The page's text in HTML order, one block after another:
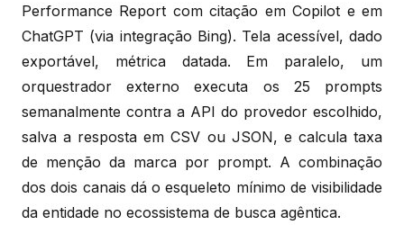
Performance Report com citação em Copilot e em
ChatGPT (via integração Bing). Tela acessível, dado
exportável, métrica datada. Em paralelo, um
orquestrador externo executa os 25 prompts
semanalmente contra a API do provedor escolhido,
salva a resposta em CSV ou JSON, e calcula taxa
de menção da marca por prompt. A combinação
dos dois canais dá o esqueleto mínimo de visibilidade
da entidade no ecossistema de busca agêntica.